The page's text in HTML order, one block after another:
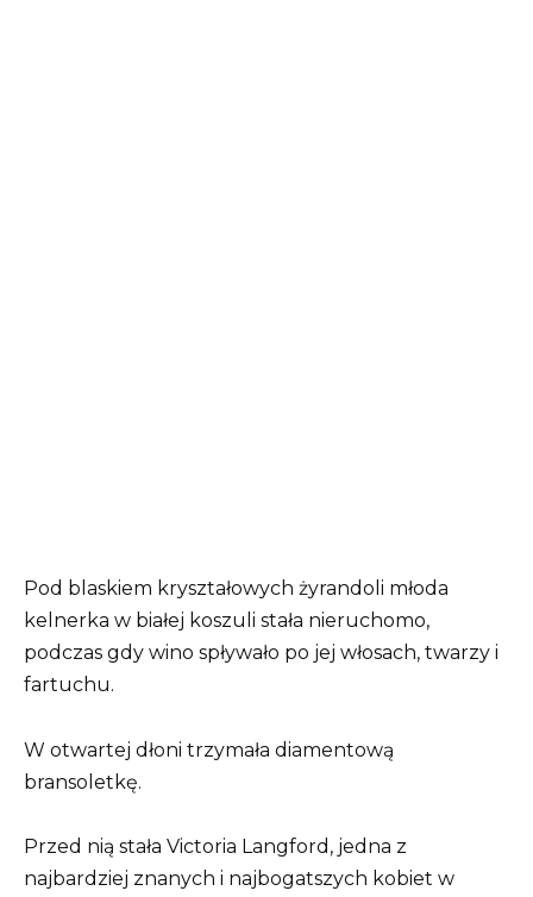
Pod blaskiem kryształowych żyrandoli młoda
kelnerka w białej koszuli stała nieruchomo,
podczas gdy wino spływało po jej włosach, twarzy i
fartuchu.
W otwartej dłoni trzymała diamentową
bransoletkę.
Przed nią stała Victoria Langford, jedna z
najbardziej znanych i najbogatszych kobiet w